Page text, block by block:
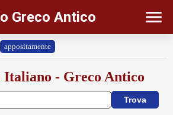
Greco Antico
appositamente
- Greco Antico